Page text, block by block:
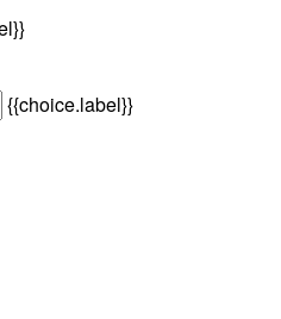
{{choice.label}}